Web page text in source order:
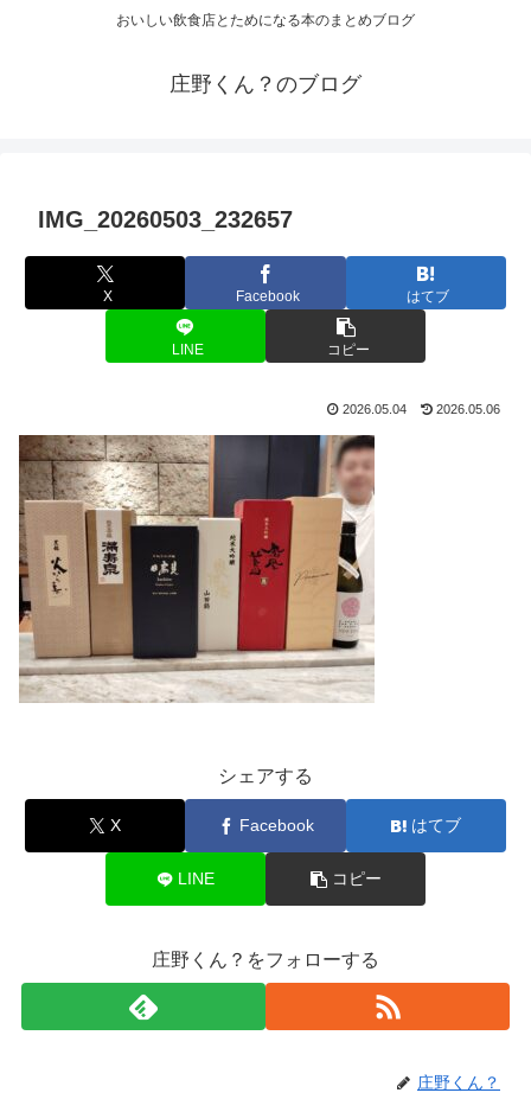
おいしい飲食店とためになる本のまとめブログ
庄野くん？のブログ
IMG_20260503_232657
X Facebook はてブ
LINE コピー
2026.05.04 2026.05.06
シェアする
X Facebook はてブ
LINE コピー
庄野くん？をフォローする
庄野くん？